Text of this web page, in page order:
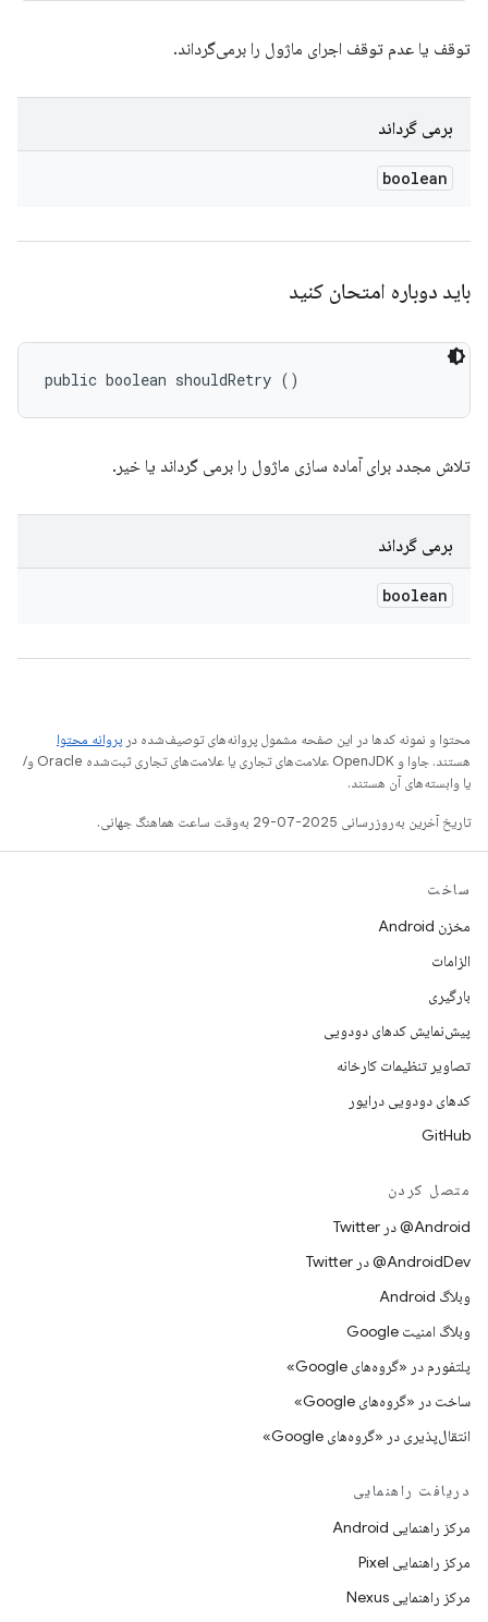
توقف یا عدم توقف اجرای ماژول را برمی‌گرداند.
برمی گرداند
boolean
باید دوباره امتحان کنید
public boolean shouldRetry ()
تلاش مجدد برای آماده سازی ماژول را برمی گرداند یا خیر.
برمی گرداند
boolean
محتوا و نمونه کدها در این صفحه مشمول پروانه‌های توصیف‌شده در پروانه محتوا
هستند. جاوا و OpenJDK علامت‌های تجاری یا علامت‌های تجاری ثبت‌شده Oracle و/
یا وابسته‌های آن هستند.
تاریخ آخرین به‌روزرسانی 2025-07-29 به‌وقت ساعت هماهنگ جهانی.
ساخت
مخزن Android
الزامات
بارگیری
پیش‌نمایش کدهای دودویی
تصاویر تنظیمات کارخانه
کدهای دودویی درایور
GitHub
متصل کردن
Android@ در Twitter
AndroidDev@ در Twitter
وبلاگ Android
وبلاگ امنیت Google
پلتفورم در «گروه‌های Google»
ساخت در «گروه‌های Google»
انتقال‌پذیری در «گروه‌های Google»
دریافت راهنمایی
مرکز راهنمایی Android
مرکز راهنمایی Pixel
مرکز راهنمایی Nexus